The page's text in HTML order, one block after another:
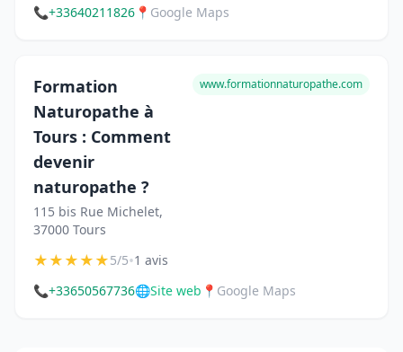
📞+33640211826 📍 Google Maps
Formation
Naturopathe à
Tours : Comment
devenir
naturopathe ?
115 bis Rue Michelet,
37000 Tours
www.formationnaturopathe.com
★★★★★5/5•1 avis
📞+33650567736🌐Site web 📍 Google Maps